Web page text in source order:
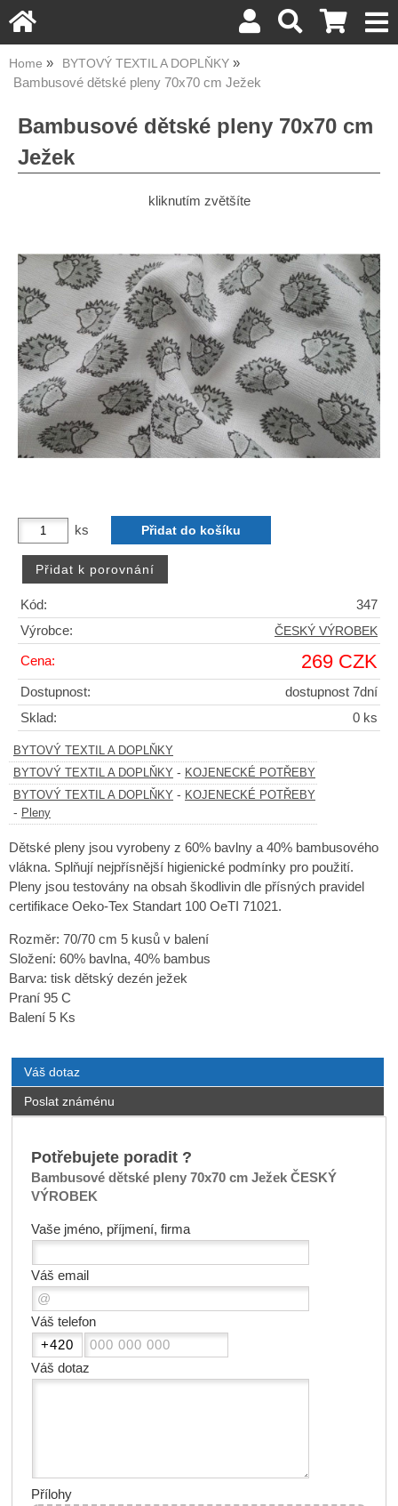
Home BYTOVÝ TEXTIL A DOPLŇKY
Bambusové dětské pleny 70x70 cm Ježek
Bambusové dětské pleny 70x70 cm
Ježek
kliknutím zvětšíte
ks
Kód:
347
Výrobce:
ČESKÝ VÝROBEK
Cena: 269 CZK
Dostupnost:
dostupnost 7dní
Sklad:
0 ks
BYTOVÝ TEXTIL A DOPLŇKY
BYTOVÝ TEXTIL A DOPLŇKY - KOJENECKÉ POTŘEBY
BYTOVÝ TEXTIL A DOPLŇKY - KOJENECKÉ POTŘEBY
- Pleny
Dětské pleny jsou vyrobeny z 60% bavlny a 40% bambusového
vlákna. Splňují nejpřísnější higienické podmínky pro použití.
Pleny jsou testovány na obsah škodlivin dle přísných pravidel
certifikace Oeko-Tex Standart 100 OeTI 71021.
Rozměr: 70/70 cm 5 kusů v balení
Složení: 60% bavlna, 40% bambus
Barva: tisk dětský dezén ježek
Praní 95 C
Balení 5 Ks
Váš dotaz
Poslat známénu
Potřebujete poradit ?
Bambusové dětské pleny 70x70 cm Ježek ČESKÝ
VÝROBEK
Vaše jméno, příjmení, firma
Váš email
Váš telefon
Váš dotaz
Přílohy